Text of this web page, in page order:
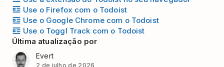
Use o Firefox com o Todoist
Use o Google Chrome com o Todoist
Use o Toggl Track com o Todoist
Última atualização por
Evert
2 de julho de 2026